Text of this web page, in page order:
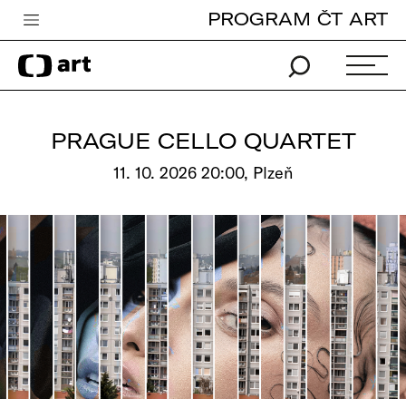
Česká televize
Zpravodajství
Pro děti
edu
Vše o ČT
PROGRAM ČT ART
PRAGUE CELLO QUARTET
11. 10. 2026 20:00, Plzeň